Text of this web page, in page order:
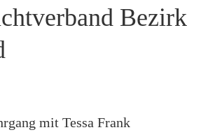
Bezirk
mit Tessa Frank